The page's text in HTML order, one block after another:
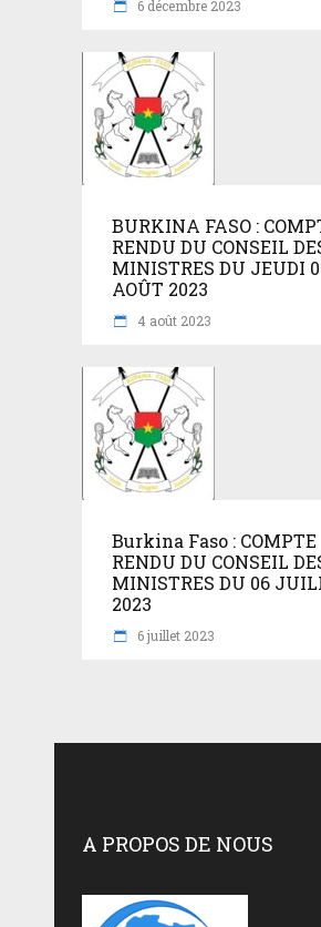
6 décembre 2023
BURKINA FASO :
RENDU DU CONSEIL
MINISTRES DU JEUDI
AOÛT 2023
4 août 2023
Burkina Faso : COMPTE
RENDU DU CONSEIL
MINISTRES DU 06
2023
6 juillet 2023
A PROPOS DE NOUS